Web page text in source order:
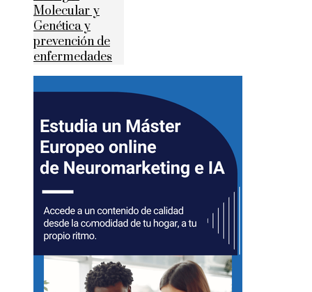
Molecular y
Genética y
prevención de
enfermedades